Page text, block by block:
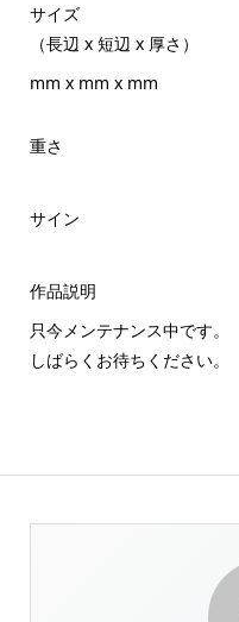
サイズ
（長辺 x 短辺 x 厚さ）
mm x mm x mm
重さ
サイン
作品説明
只今メンテナンス中です。
しばらくお待ちください。